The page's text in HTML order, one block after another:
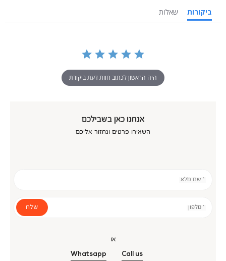
ביקורות שאלות
היה הראשון לכתוב חוות דעת ביקורת
אנחנו כאן בשבילכם
השאירו פרטים ונחזור אליכם
* שם מלא
* טלפון שלח
או
Call us
Whatsapp